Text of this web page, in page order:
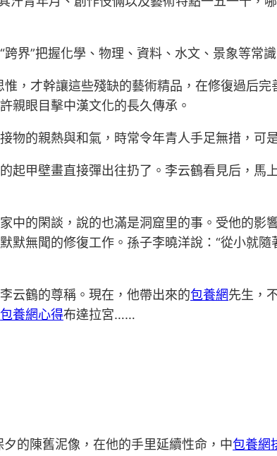
”把握化學、物理、資料、水文、景象等常識
才幹讓這些殘缺的藝術精品，在修復過后完
親眼目擊中漢文化的長久傳承。
物的親熱與和氣，時常令年青人手足無措，可
甲壁畫直接彈出往扔了。李云鶴看見后，馬
的閑談，說的也滿是洞窟里的事。受他的影
默無聞的修復工作。孫子李曉洋說：“從小就
鶴的尊稱。現在，他帶出來的包養網先生，
包養網心得布達拉宮……
陳舊泥像，在他的手里延續性命，中包養網